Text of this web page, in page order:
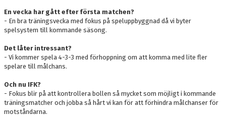
En vecka har gått efter första matchen?
- En bra träningsvecka med fokus på speluppbyggnad då vi byter
spelsystem till kommande säsong.
Det låter intressant?
- Vi kommer spela 4-3-3 med förhoppning om att komma med lite fler
spelare till målchans.
Och nu IFK?
- Fokus blir på att kontrollera bollen så mycket som möjligt i kommande
träningsmatcher och jobba så hårt vi kan för att förhindra målchanser för
motståndarna.